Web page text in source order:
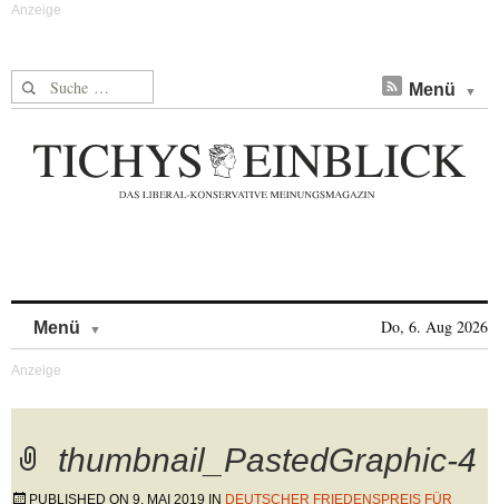
Suche nach: Menü
Menü Do, 6. Aug 2026
thumbnail_PastedGraphic-4
PUBLISHED ON 9. MAI 2019 IN DEUTSCHER FRIEDENSPREIS FÜR